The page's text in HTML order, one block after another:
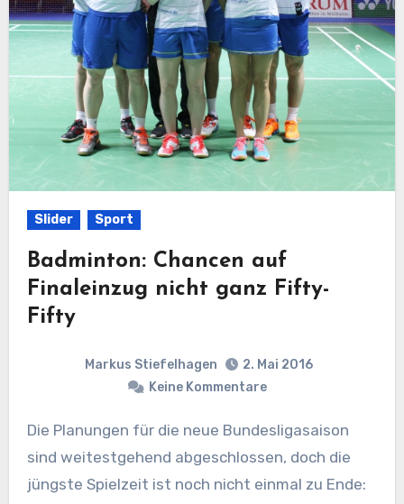
Slider Sport
Badminton: Chancen auf
Finaleinzug nicht ganz Fifty-
Fifty
Markus Stiefelhagen
2. Mai 2016
Keine Kommentare
Die Planungen für die neue Bundesligasaison
sind weitestgehend abgeschlossen, doch die
jüngste Spielzeit ist noch nicht einmal zu Ende: